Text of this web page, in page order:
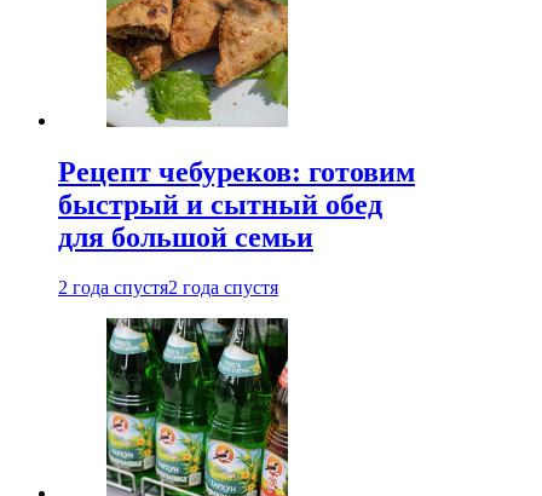
Рецепт чебуреков: готовим
быстрый и сытный обед
для большой семьи
2 года спустя2 года спустя